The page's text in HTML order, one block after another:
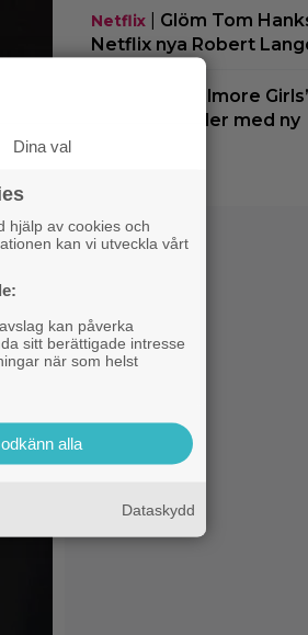
Netflix| Glöm Tom
Netflix nya Robert
”Gilmore
år – återvänder med ny
Dina val
hjälp av cookies och
kan vi utveckla vårt
kan påverka
sitt berättigade intresse
när som helst
alla
Dataskydd